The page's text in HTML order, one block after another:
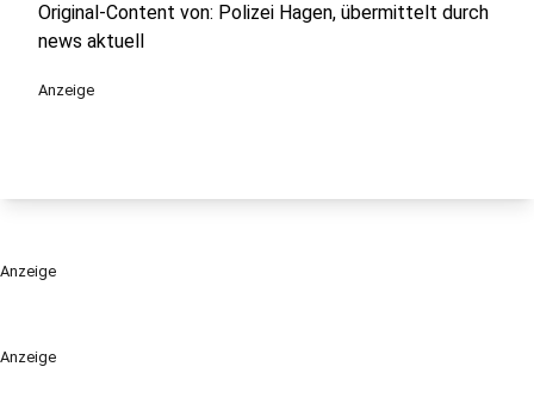
Anzeige
Original-Content von: Polizei Hagen, übermittelt durch
news aktuell
Anzeige
Anzeige